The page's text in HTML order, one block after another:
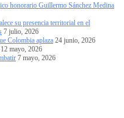
honorario Guillermo Sánchez Medina
su presencia territorial en el
7 julio, 2026
Colombia aplaza 24 junio, 2026
12 mayo, 2026
7 mayo, 2026